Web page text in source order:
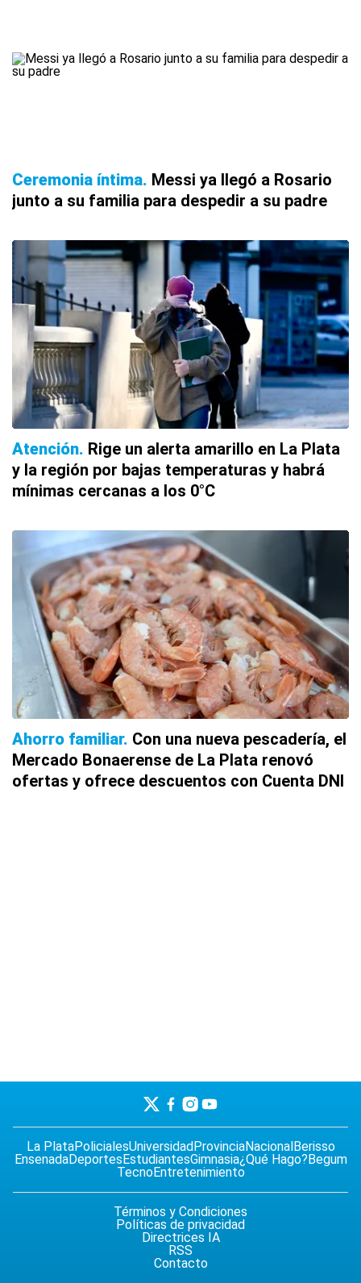
Ceremonia íntima Messi ya llegó a Rosario
junto a su familia para despedir a su padre
Atención Rige un alerta amarillo en La Plata
y la región por bajas temperaturas y habrá
mínimas cercanas a los 0°C
Ahorro familiar Con una nueva pescadería, el
Mercado Bonaerense de La Plata renovó
ofertas y ofrece descuentos con Cuenta DNI
La PlataPolicialesUniversidadProvinciaNacionalBerisso
EnsenadaDeportesEstudiantesGimnasia¿Qué Hago?Begum
TecnoEntretenimiento
Términos y Condiciones
Políticas de privacidad
Directrices IA
RSS
Contacto